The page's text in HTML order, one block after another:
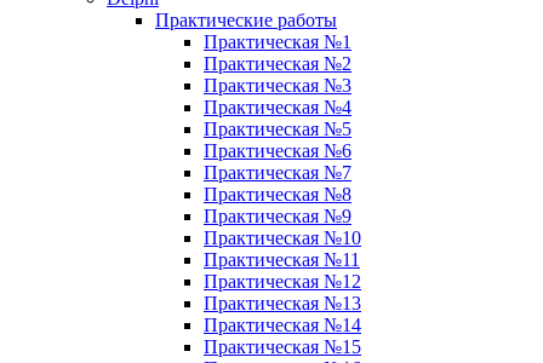
Практические работы
Практическая №1
Практическая №2
Практическая №3
Практическая №4
Практическая №5
Практическая №6
Практическая №7
Практическая №8
Практическая №9
Практическая №10
Практическая №11
Практическая №12
Практическая №13
Практическая №14
Практическая №15